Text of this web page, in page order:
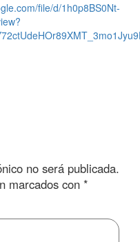
file/d/1h0p8BS0Nt-
no será publicada.
marcados con *